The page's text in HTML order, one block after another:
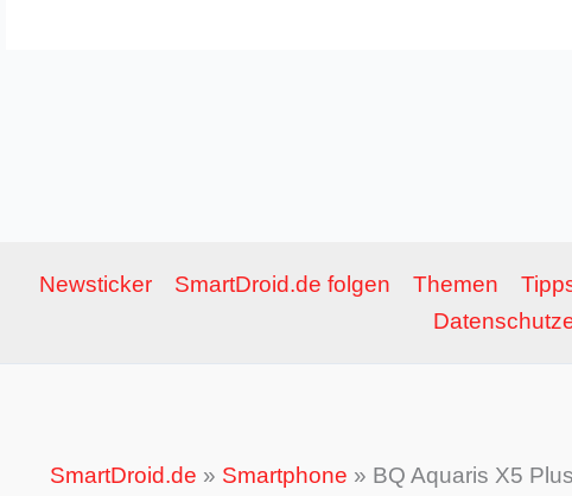
Newsticker SmartDroid.de folgen Themen
SmartDroid.de » Smartphone » BQ Aquaris X5